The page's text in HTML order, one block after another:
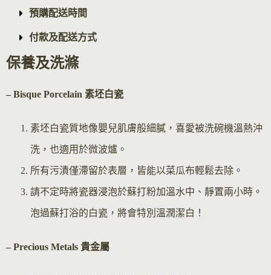
預購配送時間
付款及配送方式
保養及洗滌
– Bisque Porcelain 素坯白瓷
素坯白瓷質地像嬰兒肌膚般細膩，喜愛被洗碗機溫熱沖
洗，也適用於微波爐。
所有污漬僅滯留於表層，皆能以菜瓜布輕鬆去除。
請不定時將瓷器浸泡於蘇打粉加溫水中、靜置兩小時。
泡過蘇打浴的白瓷，將會特別溫潤潔白！
– Precious Metals 貴金屬